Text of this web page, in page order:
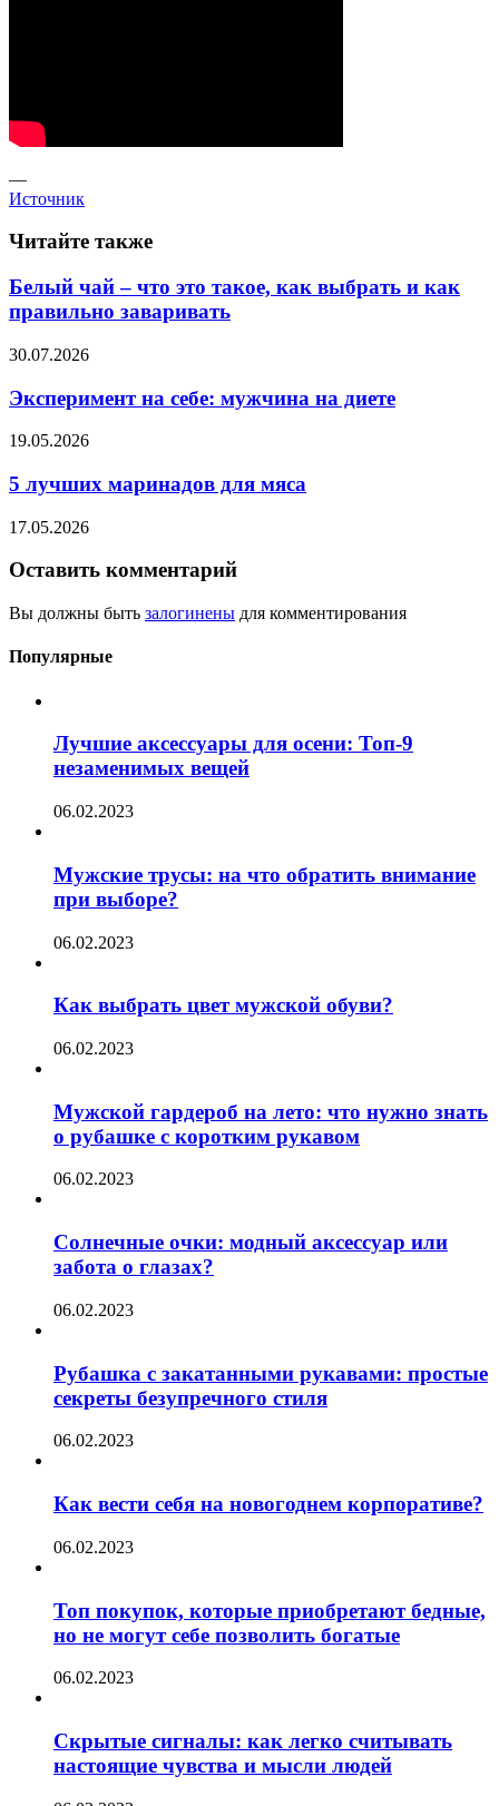
—
Источник
Читайте также
Белый чай – что это такое, как выбрать и как
правильно заваривать
30.07.2026
Эксперимент на себе: мужчина на диете
19.05.2026
5 лучших маринадов для мяса
17.05.2026
Оставить комментарий
Вы должны быть залогинены для комментирования
Популярные
Лучшие аксессуары для осени: Топ-9
незаменимых вещей
06.02.2023
Мужские трусы: на что обратить внимание
при выборе?
06.02.2023
Как выбрать цвет мужской обуви?
06.02.2023
Мужской гардероб на лето: что нужно знать
о рубашке с коротким рукавом
06.02.2023
Солнечные очки: модный аксессуар или
забота о глазах?
06.02.2023
Рубашка с закатанными рукавами: простые
секреты безупречного стиля
06.02.2023
Как вести себя на новогоднем корпоративе?
06.02.2023
Топ покупок, которые приобретают бедные,
но не могут себе позволить богатые
06.02.2023
Скрытые сигналы: как легко считывать
настоящие чувства и мысли людей